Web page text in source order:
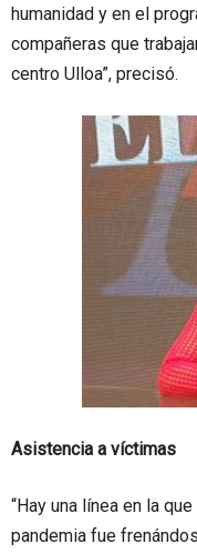
humanidad y en el
compañeras que
centro Ulloa”, precisó.
Asistencia a víctimas
“Hay una línea en la
pandemia fue